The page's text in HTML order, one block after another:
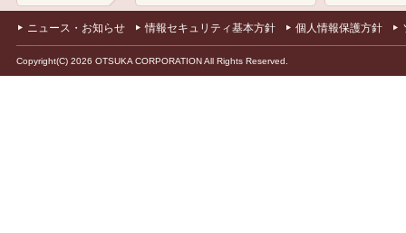
ニュース・お知らせ 情報セキュリティ基本方針 個人情報保護方針
Copyright(C) 2026 OTSUKA CORPORATION All Rights Reserved.